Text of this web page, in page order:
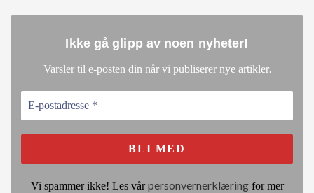
Ikke gå glipp av noen nyheter!
Varsler til e-posten din når vi publiserer nye artikler.
Vi spammer ikke! Les vårpersonvernerklæringfor mer